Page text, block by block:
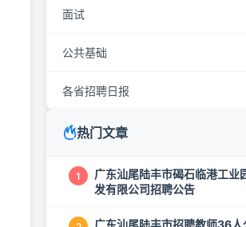
面试
公共基础
各省招聘日报
热门文章
1
广东汕尾陆丰市碣石临港工业
发有限公司招聘公告
广东汕尾陆丰市招聘教师36人